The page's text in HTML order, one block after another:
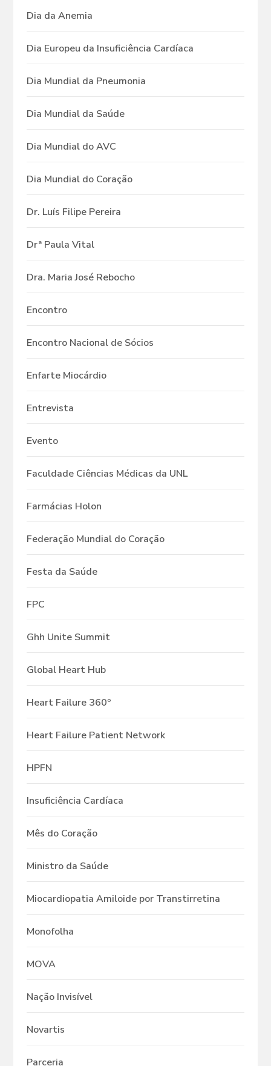
Dia da Anemia
Dia Europeu da Insuficiência Cardíaca
Dia Mundial da Pneumonia
Dia Mundial da Saúde
Dia Mundial do AVC
Dia Mundial do Coração
Dr. Luís Filipe Pereira
Drª Paula Vital
Dra. Maria José Rebocho
Encontro
Encontro Nacional de Sócios
Enfarte Miocárdio
Entrevista
Evento
Faculdade Ciências Médicas da UNL
Farmácias Holon
Federação Mundial do Coração
Festa da Saúde
FPC
Ghh Unite Summit
Global Heart Hub
Heart Failure 360º
Heart Failure Patient Network
HPFN
Insuficiência Cardíaca
Mês do Coração
Ministro da Saúde
Miocardiopatia Amiloide por Transtirretina
Monofolha
MOVA
Nação Invisível
Novartis
Parceria